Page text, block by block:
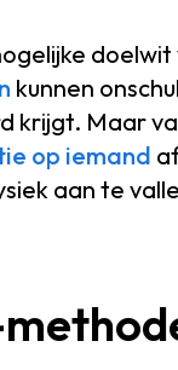
kunnen
krijgt. Maar
op iemand
aan te